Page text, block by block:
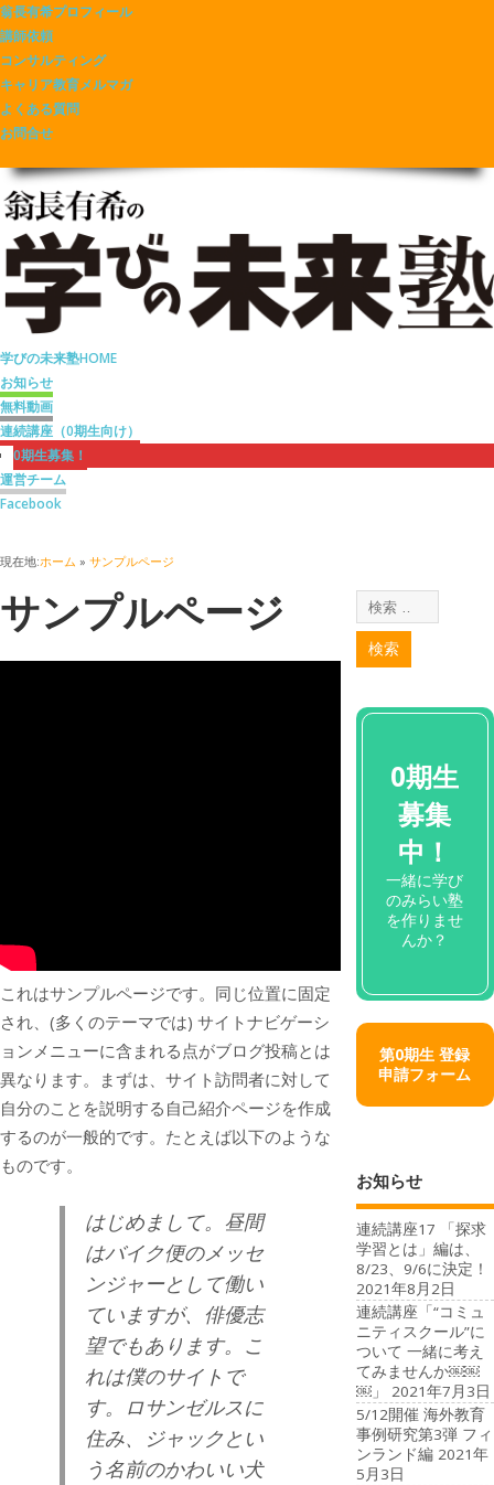
翁長有希プロフィール
講師依頼
コンサルティング
キャリア教育メルマガ
よくある質問
お問合せ
学びの未来塾HOME
お知らせ
無料動画
連続講座（0期生向け）
0期生募集！
運営チーム
Facebook
現在地:ホーム » サンプルページ
サンプルページ
これはサンプルページです。同じ位置に固定
され、(多くのテーマでは) サイトナビゲーシ
ョンメニューに含まれる点がブログ投稿とは
異なります。まずは、サイト訪問者に対して
自分のことを説明する自己紹介ページを作成
するのが一般的です。たとえば以下のような
ものです。
はじめまして。昼間
はバイク便のメッセ
ンジャーとして働い
ていますが、俳優志
望でもあります。こ
れは僕のサイトで
す。ロサンゼルスに
住み、ジャックとい
う名前のかわいい犬
0期生
募集
中！
一緒に学び
のみらい塾
を作りませ
んか？
第0期生 登録
申請フォーム
お知らせ
連続講座17 「探求
学習とは」編は、
8/23、9/6に決定！
2021年8月2日
連続講座「“コミュ
ニティスクール”に
ついて 一緒に考え
てみませんか￼￼
￼」
2021年7月3日
5/12開催 海外教育
事例研究第3弾 フィ
ンランド編2021年
5月3日